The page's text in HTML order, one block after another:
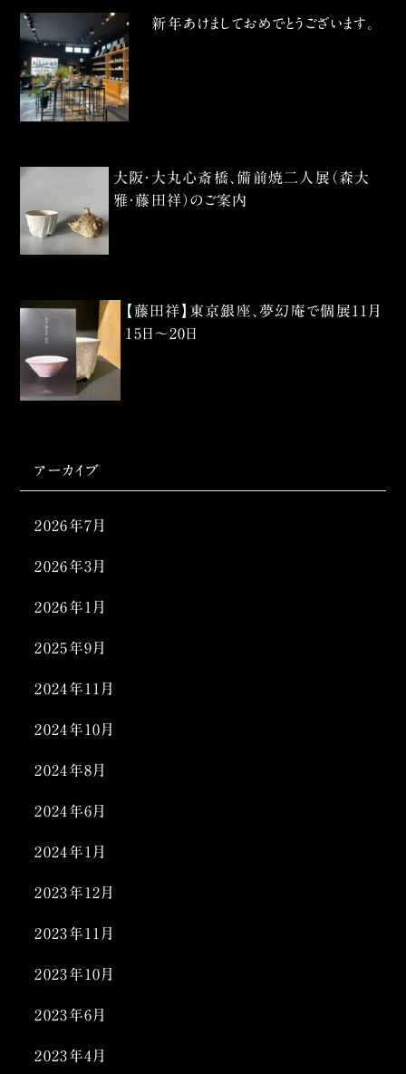
新年あけましておめでとうございます。
大阪・大丸心斎橋、備前焼二人展（森大
雅・藤田祥）のご案内
【藤田祥】東京銀座、夢幻庵で個展11月
15日〜20日
アーカイブ
2026年7月
2026年3月
2026年1月
2025年9月
2024年11月
2024年10月
2024年8月
2024年6月
2024年1月
2023年12月
2023年11月
2023年10月
2023年6月
2023年4月